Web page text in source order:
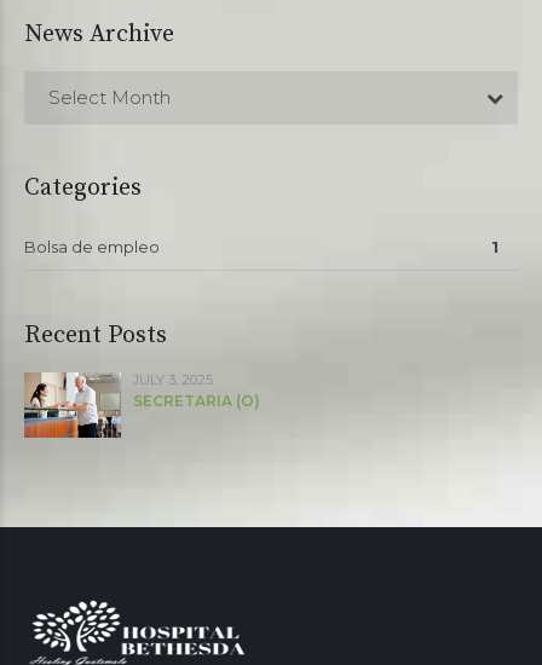
News Archive
Select Month
Categories
Bolsa de empleo 1
Recent Posts
JULY 3, 2025
SECRETARIA (O)